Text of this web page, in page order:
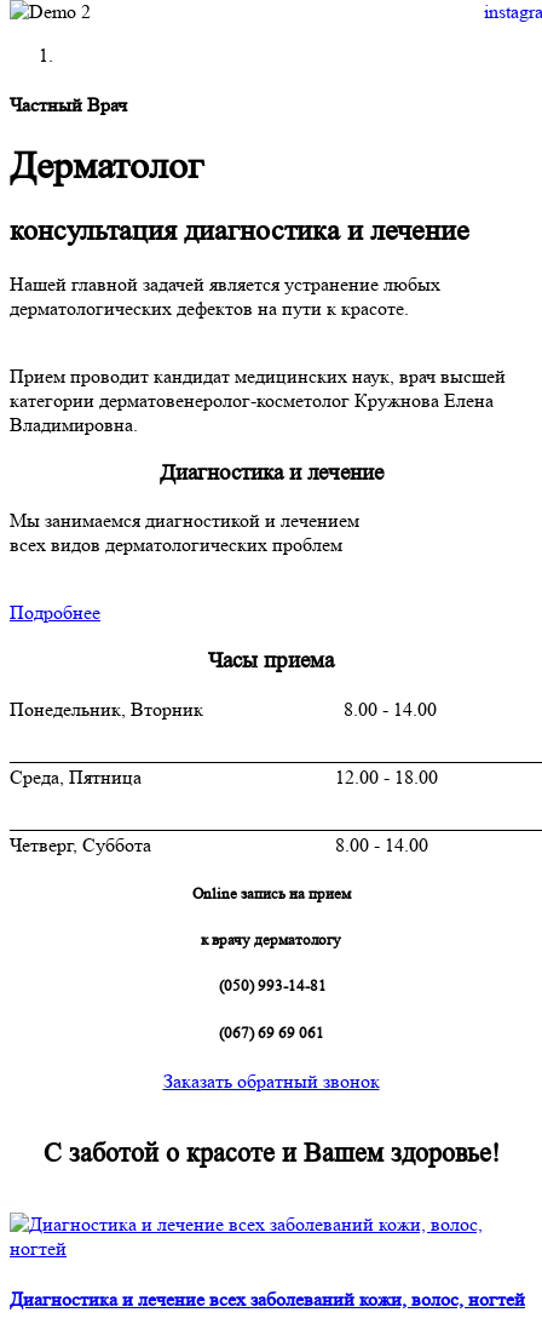
Частный Врач
Дерматолог
консультация диагностика и лечение
Нашей главной задачей является устранение любых
дерматологических дефектов на пути к красоте.
Прием проводит кандидат медицинских наук, врач высшей
категории дерматовенеролог-косметолог Кружнова Елена
Владимировна.
Диагностика и лечение
Мы занимаемся диагностикой и лечением
всех видов дерматологических проблем
Подробнее
Часы приема
Понедельник, Вторник 8.00 - 14.00
Среда, Пятница 12.00 - 18.00
Четверг, Суббота 8.00 - 14.00
Online запись на прием
к врачу дерматологу
(050) 993-14-81
(067) 69 69 061
Заказать обратный звонок
С заботой о красоте и Вашем здоровье!
Диагностика и лечение всех заболеваний кожи, волос, ногтей